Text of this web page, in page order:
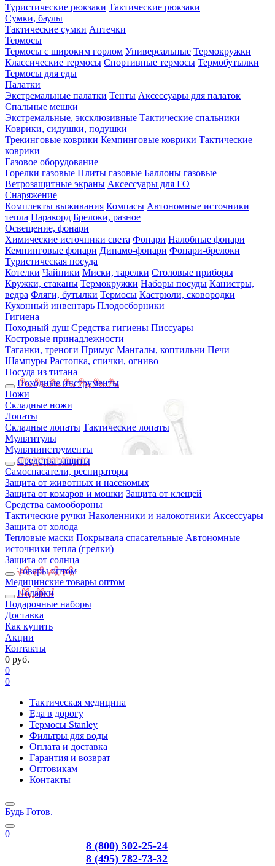
Туристические рюкзаки Тактические рюкзаки
Сумки, баулы
Тактические сумки Аптечки
Термосы
Термосы с широким горлом Универсальные Термокружки
Классические термосы Спортивные термосы Термобутылки
Термосы для еды
Палатки
Экстремальные палатки Тенты Аксессуары для палаток
Спальные мешки
Экстремальные, эксклюзивные Тактические спальники
Коврики, сидушки, подушки
Трекинговые коврики Кемпинговые коврики Тактические
коврики
Газовое оборудование
Горелки газовые Плиты газовые Баллоны газовые
Ветрозащитные экраны Аксессуары для ГО
Снаряжение
Комплекты выживания Компасы Автономные источники
тепла Паракорд Брелоки, разное
Освещение, фонари
Химические источники света Фонари Налобные фонари
Кемпинговые фонари Динамо-фонари Фонари-брелоки
Туристическая посуда
Котелки Чайники Миски, тарелки Столовые приборы
Кружки, стаканы Термокружки Наборы посуды Канистры,
ведра Фляги, бутылки Термосы Кастрюли, сковородки
Кухонный инвентарь Плодосборники
Гигиена
Походный душ Средства гигиены Писсуары
Костровые принадлежности
Таганки, треноги Примус Мангалы, коптильни Печи
Шампуры Растопка, спички, огниво
Посуда из титана
Походные инструменты
Ножи
Складные ножи
Лопаты
Складные лопаты Тактические лопаты
Мультитулы
Мультиинструменты
Средства защиты
Самоспасатели, респираторы
Защита от животных и насекомых
Защита от комаров и мошки Защита от клещей
Средства самообороны
Тактические ручки Наколенники и налокотники Аксессуары
Защита от холода
Тепловые маски Покрывала спасательные Автономные
источники тепла (грелки)
Защита от солнца
Товары оптом
Медицинские товары оптом
Подарки
Подарочные наборы
Доставка
Как купить
Акции
Контакты
0 руб.
0
0
Тактическая медицина
Еда в дорогу
Термосы Stanley
Фильтры для воды
Оплата и доставка
Гарантия и возврат
Оптовикам
Контакты
Будь Готов.
0
8 (800) 302-25-24
8 (495) 782-73-32